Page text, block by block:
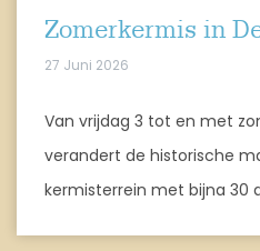
Zomerkermis in
27 Juni 2026
Van vrijdag 3 tot en met
verandert de historische
kermisterrein met bijna 30